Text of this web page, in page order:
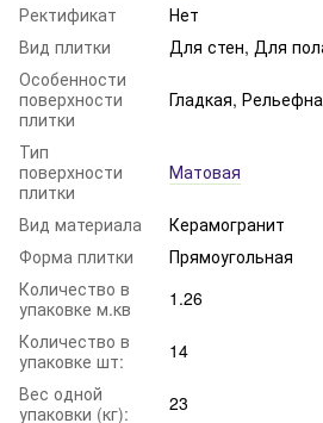
Ректификат
Нет
Вид плитки
Для стен, Для
Особенности
поверхности
плитки
Гладкая,
Тип
поверхности
плитки
Матовая
Вид материала
Керамогранит
Форма плитки
Прямоугольная
Количество в
упаковке м.кв
1.26
Количество в
упаковке шт:
14
Вес одной
упаковки (кг):
23